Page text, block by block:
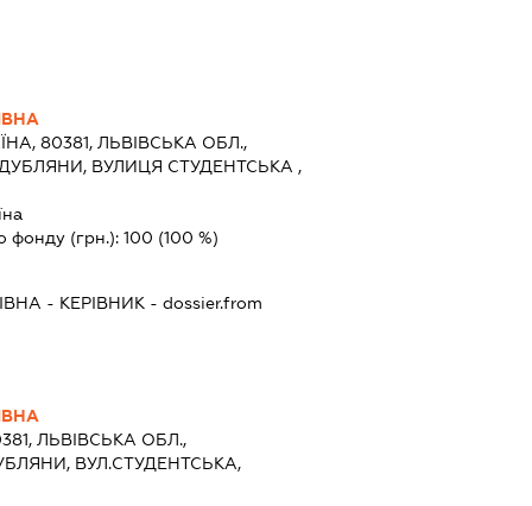
80381, ЛЬВІВСЬКА ОБЛ.,
ВУЛИЦЯ СТУДЕНТСЬКА ,
фонду (грн.): 100 (100 %)
- КЕРІВНИК - dossier.from
ЛЬВІВСЬКА ОБЛ.,
ВУЛ.СТУДЕНТСЬКА,